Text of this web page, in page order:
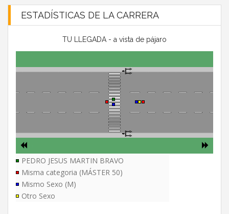
ESTADÍSTICAS DE LA CARRERA
TU LLEGADA - a vista de pájaro
PEDRO JESUS MARTIN BRAVO
Misma categoria (MÁSTER 50)
Mismo Sexo (M)
Otro Sexo